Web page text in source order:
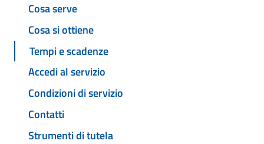
Cosa serve
Cosa si ottiene
Tempi e scadenze
Accedi al servizio
Condizioni di servizio
Contatti
Strumenti di tutela